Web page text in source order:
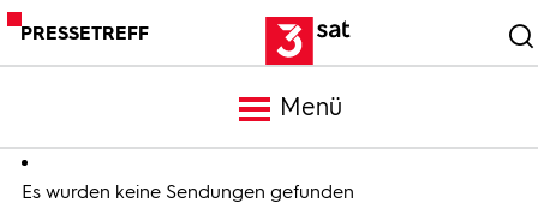
PRESSETREFF
Menü
Meldungen
Es wurden keine Sendungen gefunden